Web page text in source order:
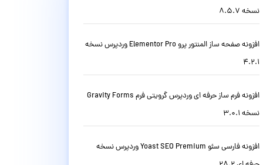
نسخه 8.5.7
افزونه صفحه ساز المنتور پرو Elementor Pro وردپرس نسخه
4.2.1
افزونه فرم ساز حرفه ای وردپرس گرویتی فرم Gravity Forms
نسخه 3.0.1
افزونه فارسی سئو Yoast SEO Premium وردپرس نسخه